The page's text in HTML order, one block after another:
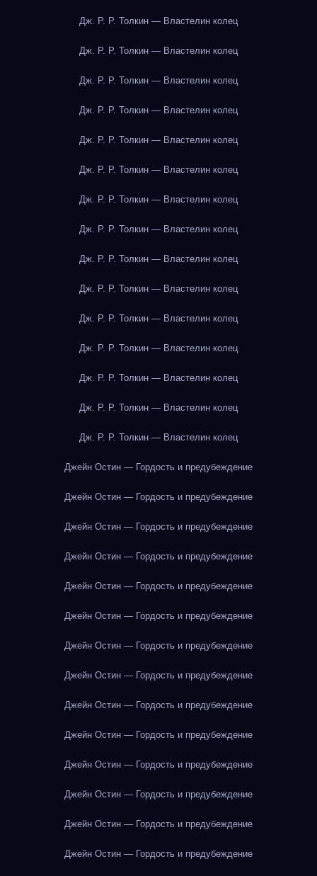
Дж. Р. Р. Толкин — Властелин колец
Дж. Р. Р. Толкин — Властелин колец
Дж. Р. Р. Толкин — Властелин колец
Дж. Р. Р. Толкин — Властелин колец
Дж. Р. Р. Толкин — Властелин колец
Дж. Р. Р. Толкин — Властелин колец
Дж. Р. Р. Толкин — Властелин колец
Дж. Р. Р. Толкин — Властелин колец
Дж. Р. Р. Толкин — Властелин колец
Дж. Р. Р. Толкин — Властелин колец
Дж. Р. Р. Толкин — Властелин колец
Дж. Р. Р. Толкин — Властелин колец
Дж. Р. Р. Толкин — Властелин колец
Дж. Р. Р. Толкин — Властелин колец
Дж. Р. Р. Толкин — Властелин колец
Джейн Остин — Гордость и предубеждение
Джейн Остин — Гордость и предубеждение
Джейн Остин — Гордость и предубеждение
Джейн Остин — Гордость и предубеждение
Джейн Остин — Гордость и предубеждение
Джейн Остин — Гордость и предубеждение
Джейн Остин — Гордость и предубеждение
Джейн Остин — Гордость и предубеждение
Джейн Остин — Гордость и предубеждение
Джейн Остин — Гордость и предубеждение
Джейн Остин — Гордость и предубеждение
Джейн Остин — Гордость и предубеждение
Джейн Остин — Гордость и предубеждение
Джейн Остин — Гордость и предубеждение